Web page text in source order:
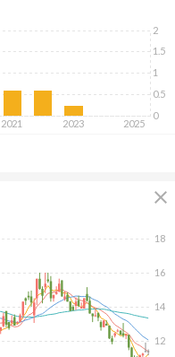
2021 2023 2025
0
0.5
1
1.5
2
close
12
14
16
18